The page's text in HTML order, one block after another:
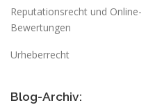
Reputationsrecht und Online-
Bewertungen
Urheberrecht
Blog-Archiv: